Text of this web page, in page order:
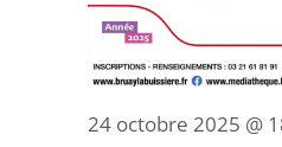
24 octobre 2025 @